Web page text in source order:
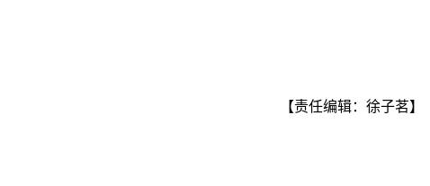
【责任编辑：徐子茗】